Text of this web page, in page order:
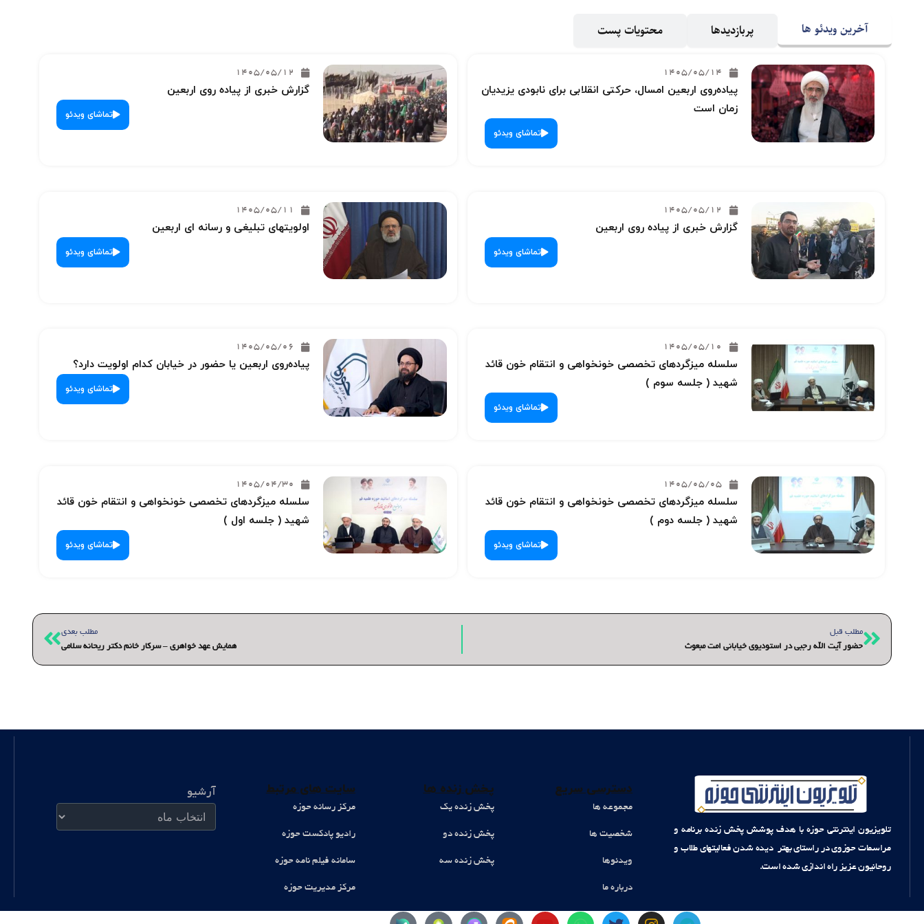
آخرین ویدئو ها پربازدیدها محتویات پست
1405/05/14
پیاده‌روی اربعین امسال، حرکتی انقلابی برای نابودی یزیدیان
زمان است
تماشای ویدئو
1405/05/12
گزارش خبری از پیاده روی اربعین
تماشای ویدئو
1405/05/12
گزارش خبری از پیاده روی اربعین
تماشای ویدئو
1405/05/11
اولویتهای تبلیغی و رسانه ای اربعین
تماشای ویدئو
1405/05/10
سلسله میزگردهای تخصصی خونخواهی و انتقام خون قائد
شهید ( جلسه سوم )
تماشای ویدئو
1405/05/06
پیاده‌روی اربعین یا حضور در خیابان کدام اولویت دارد؟
تماشای ویدئو
1405/05/05
سلسله میزگردهای تخصصی خونخواهی و انتقام خون قائد
شهید ( جلسه دوم )
تماشای ویدئو
1405/04/30
سلسله میزگردهای تخصصی خونخواهی و انتقام خون قائد
شهید ( جلسه اول )
تماشای ویدئو
قبلیمطلب قبل
حضور آیت الله رجبی در استودیوی خیابانی امت مبعوث
مطلب بعدی
همایش عهد خواهری – سرکار خانم دکتر ریحانه سلامی
بعدی
تلویزیون اینترنتی حوزه با هدف پوشش پخش زنده برنامه و
مراسمات حوزوی در راستای بهتر دیده شدن فعالیتهای طلاب و
روحانیون عزیز راه اندازی شده است.
دسترسی سریع
مجموعه ها
شخصیت ها
ویدئوها
درباره ما
پخش زنده ها
پخش زنده یک
پخش زنده دو
پخش زنده سه
سایت های مرتبط
مرکز رسانه حوزه
رادیو پادکست حوزه
سامانه فیلم نامه حوزه
مرکز مدیریت حوزه
آرشیو
آرشیو
T
I
T
W
Y